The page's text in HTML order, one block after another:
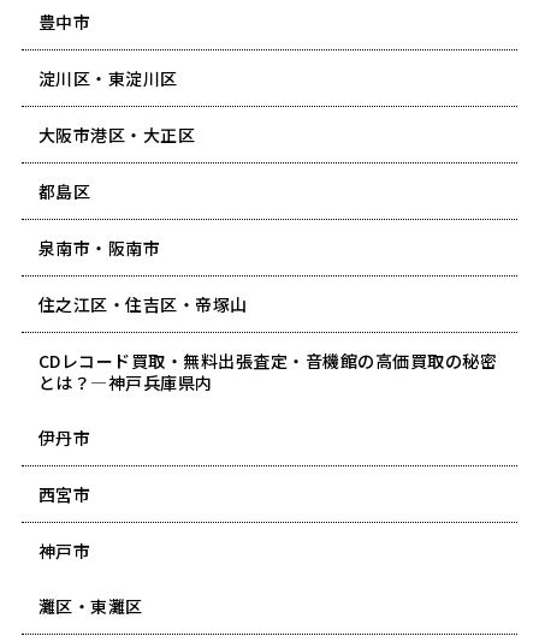
豊中市
淀川区・東淀川区
大阪市港区・大正区
都島区
泉南市・阪南市
住之江区・住吉区・帝塚山
CDレコード買取・無料出張査定・音機館の高価買取の秘密
とは？―神戸兵庫県内
伊丹市
西宮市
神戸市
灘区・東灘区